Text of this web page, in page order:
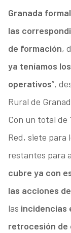
Granada
las
de formación,
ya teníamos
operativos”,
Rural de
Con un total de
Red, siete para
restantes para
cubre ya con
las acciones de
las incidencias
retrocesión de